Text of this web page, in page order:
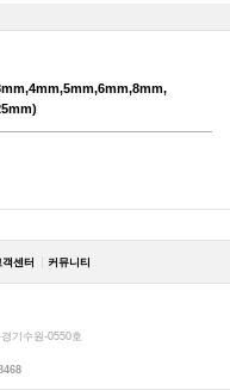
객센터 커뮤니티
기수원-0550호